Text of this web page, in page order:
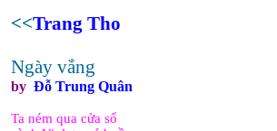
<<Trang Tho
Ngày vắng
by Ðỗ Trung Quân
Ta ném qua cửa sổ